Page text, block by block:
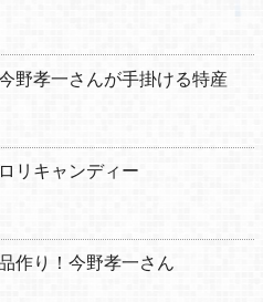
野孝一さんが手掛ける特産
リキャンディー
作り！今野孝一さん